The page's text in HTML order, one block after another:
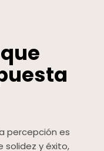
percepción es
solidez y éxito,